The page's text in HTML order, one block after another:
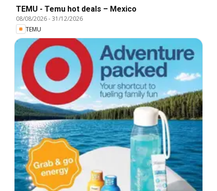
TEMU - Temu hot deals – Mexico
08/08/2026-31/12/2026
TEMU